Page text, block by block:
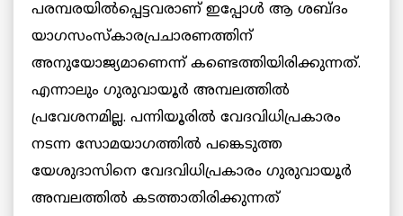
പരമ്പരയില്‍പ്പെട്ടവരാണ് ഇപ്പോള്‍ ആ ശബ്ദം
യാഗസംസ്‌കാരപ്രചാരണത്തിന്
അനുയോജ്യമാണെന്ന് കണ്ടെത്തിയിരിക്കുന്നത്.
എന്നാലും ഗുരുവായൂര്‍ അമ്പലത്തില്‍
പ്രവേശനമില്ല. പന്നിയൂരില്‍ വേദവിധിപ്രകാരം
നടന്ന സോമയാഗത്തില്‍ പങ്കെടുത്ത
യേശുദാസിനെ വേദവിധിപ്രകാരം ഗുരുവായൂര്‍
അമ്പലത്തില്‍ കടത്താതിരിക്കുന്നത്